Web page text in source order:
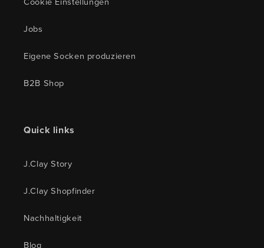
Jobs
Eigene Socken produzieren
B2B Shop
Quick links
J.Clay Story
J.Clay Shopfinder
Nachhaltigkeit
Blog